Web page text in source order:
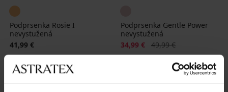
Podprsenka Rosie I
nevystužená
41,99 €
Podprsenka Gentle Power
nevystužená
Zľava
34,99 € Pôvodná cena
49,99 €